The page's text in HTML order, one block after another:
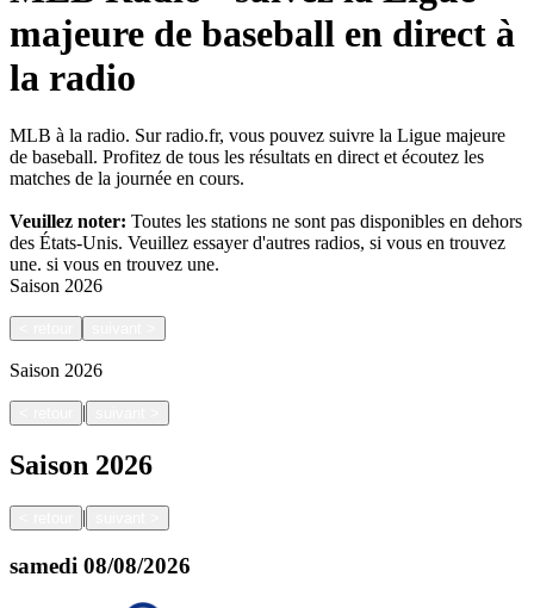
majeure de baseball en direct à
la radio
MLB à la radio. Sur radio.fr, vous pouvez suivre la Ligue majeure
de baseball. Profitez de tous les résultats en direct et écoutez les
matches de la journée en cours.
Veuillez noter: Toutes les stations ne sont pas disponibles en dehors
des États-Unis. Veuillez essayer d'autres radios, si vous en trouvez
une. si vous en trouvez une.
Saison 2026
Saison 2026
|
Saison 2026
|
samedi 08/08/2026